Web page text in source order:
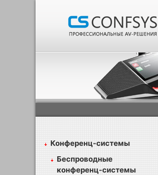
Конференц-системы
Беспроводные
конференц-системы